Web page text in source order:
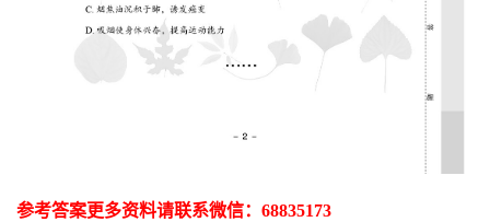
参考答案更多资料请联系微信： 68835173